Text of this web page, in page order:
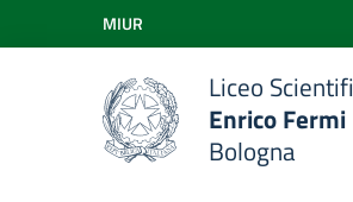
Vai ai contenuti
Vai al menu di navigazione
Vai al footer
MIUR
Liceo
Enrico Fermi
Bologna